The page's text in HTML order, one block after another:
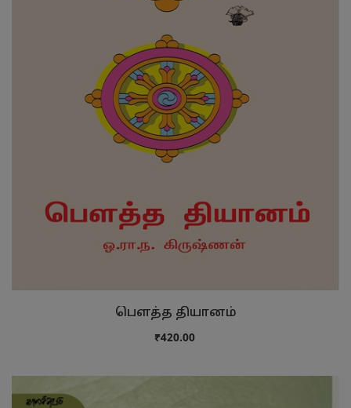
பௌத்த தியானம்
₹420.00